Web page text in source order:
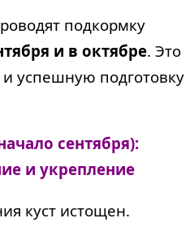
подкормку
и в октябре. Это
успешную подготовку
сентября):
и укрепление
куст истощен.